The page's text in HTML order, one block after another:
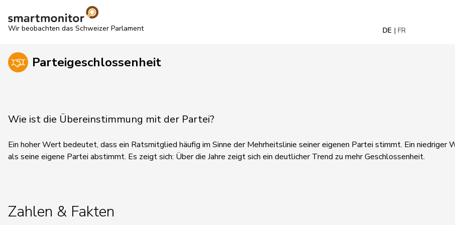
Wir beobachten das Schweizer Parlament DE FR
Parteigeschlossenheit
Wie ist die Übereinstimmung mit der Partei?
Ein hoher Wert bedeutet, dass ein Ratsmitglied häufig im Sinne der Mehrheitslinie seiner eigenen Partei stimmt. Ein
als seine eigene Partei abstimmt. Es zeigt sich: Über die Jahre zeigt sich ein deutlicher Trend zu mehr Geschlossenheit.
Zahlen & Fakten